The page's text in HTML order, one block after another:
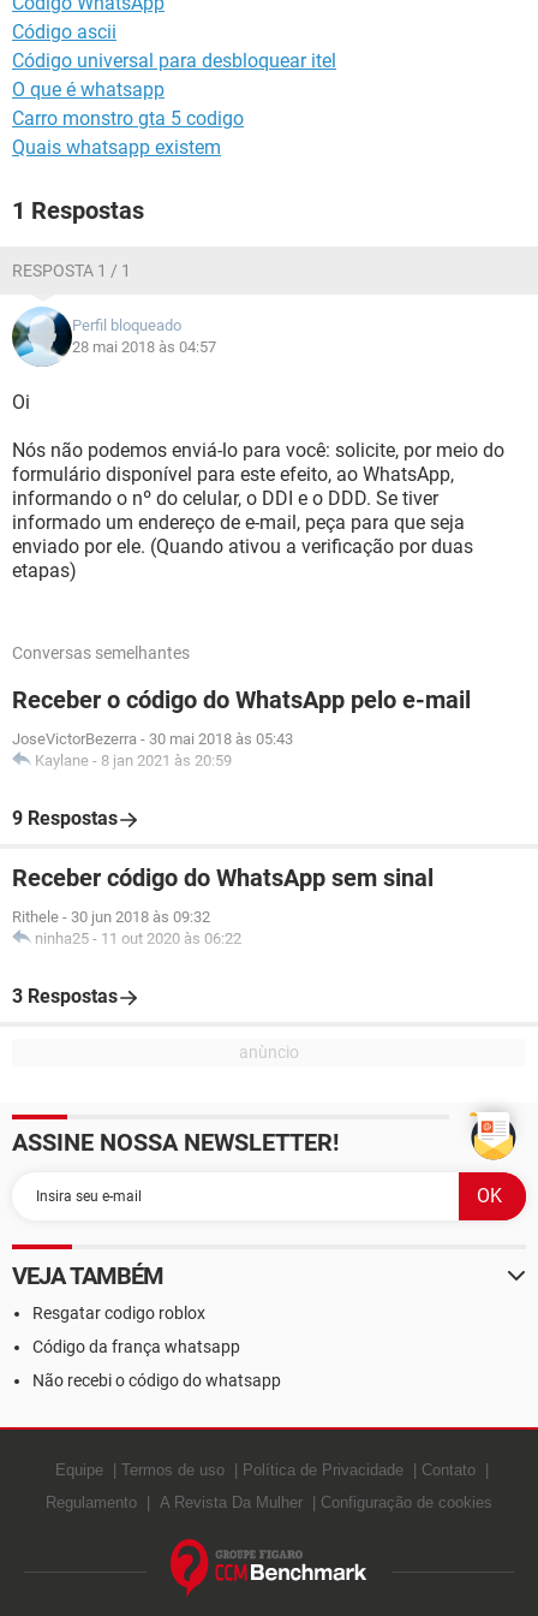
GUIA DE COMPRAS
Código ascii
Código universal para desbloquear itel
O que é whatsapp
Carro monstro gta 5 codigo
Quais whatsapp existem
1 Respostas
RESPOSTA 1 / 1
Perfil bloqueado
28 mai 2018 às 04:57
Oi
Nós não podemos enviá-lo para você: solicite, por meio do
formulário disponível para este efeito, ao WhatsApp,
informando o nº do celular, o DDI e o DDD. Se tiver
informado um endereço de e-mail, peça para que seja
enviado por ele. (Quando ativou a verificação por duas
etapas)
Conversas semelhantes
Receber o código do WhatsApp pelo e-mail
JoseVictorBezerra - 30 mai 2018 às 05:43
Kaylane - 8 jan 2021 às 20:59
9 Respostas
Receber código do WhatsApp sem sinal
Rithele - 30 jun 2018 às 09:32
ninha25 - 11 out 2020 às 06:22
3 Respostas
ASSINE NOSSA NEWSLETTER!
VEJA TAMBÉM
Resgatar codigo roblox
Código da frança whatsapp
Não recebi o código do whatsapp
Equipe Termos de uso Política de Privacidade
Contato
Regulamento
A Revista Da Mulher Configuração de cookies